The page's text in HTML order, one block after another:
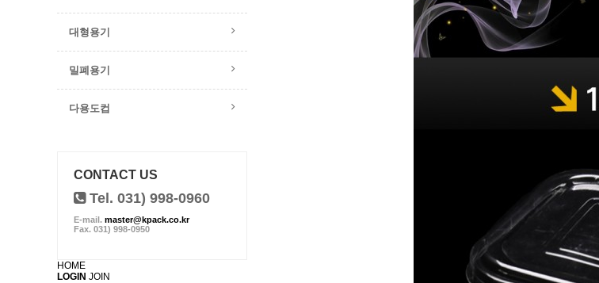
대형용기
밀폐용기
다용도컵
CONTACT US
Tel. 031) 998-0960
E-mail. master@kpack.co.kr
Fax. 031) 998-0950
HOME
LOGIN JOIN